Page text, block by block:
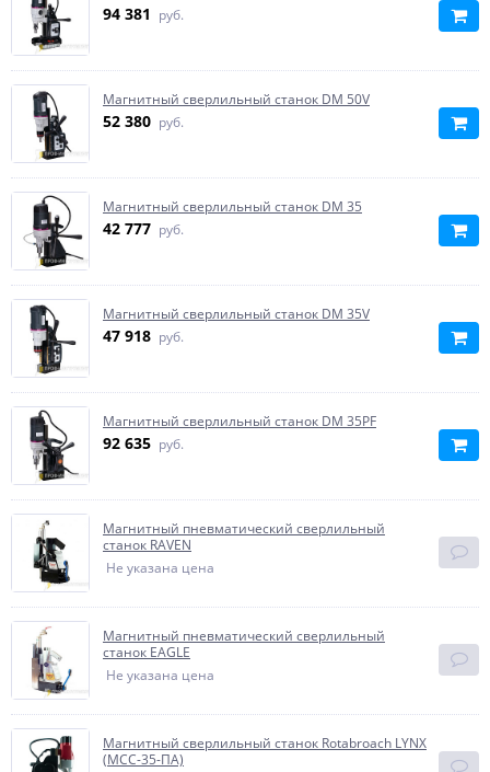
94 381 руб.
Магнитный сверлильный станок DM 50V
52 380 руб.
Магнитный сверлильный станок DM 35
42 777 руб.
Магнитный сверлильный станок DM 35V
47 918 руб.
Магнитный сверлильный станок DM 35PF
92 635 руб.
Магнитный пневматический сверлильный
станок RAVEN
Не указана цена
Магнитный пневматический сверлильный
станок EAGLE
Не указана цена
Магнитный сверлильный станок Rotabroach LYNX
(МСС-35-ПА)